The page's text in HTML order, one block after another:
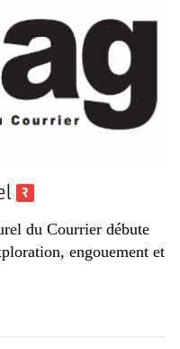
du Courrier débute
engouement et